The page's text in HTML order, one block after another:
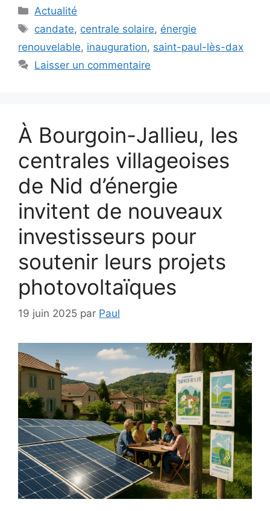
Catégories
Actualité
Étiquettes
candate, centrale solaire, énergie
renouvelable, inauguration, saint-paul-lès-dax
Laisser un commentaire
À Bourgoin-Jallieu, les
centrales villageoises
de Nid d’énergie
invitent de nouveaux
investisseurs pour
soutenir leurs projets
photovoltaïques
19 juin 2025 par Paul